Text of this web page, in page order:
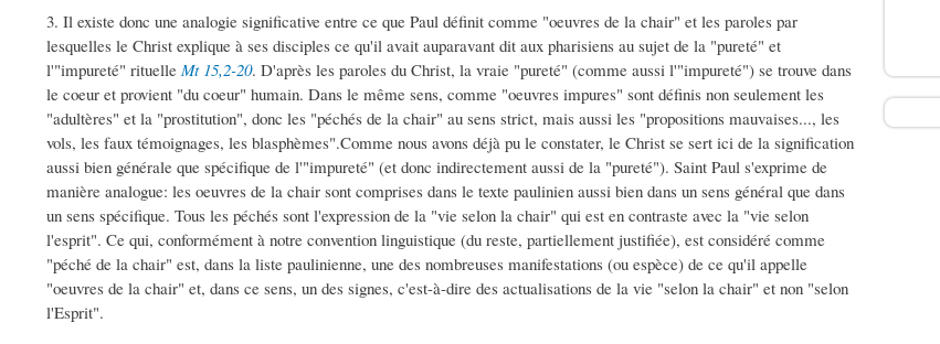
3. Il existe donc une analogie significative entre ce que Paul définit comme "oeuvres de la chair" et les paroles par
lesquelles le Christ explique à ses disciples ce qu'il avait auparavant dit aux pharisiens au sujet de la "pureté" et
l'"impureté" rituelle Mt 15,2-20. D'après les paroles du Christ, la vraie "pureté" (comme aussi l'"impureté") se trouve dans
le coeur et provient "du coeur" humain. Dans le même sens, comme "oeuvres impures" sont définis non seulement les
"adultères" et la "prostitution", donc les "péchés de la chair" au sens strict, mais aussi les "propositions mauvaises..., les
vols, les faux témoignages, les blasphèmes".Comme nous avons déjà pu le constater, le Christ se sert ici de la signification
aussi bien générale que spécifique de l'"impureté" (et donc indirectement aussi de la "pureté"). Saint Paul s'exprime de
manière analogue: les oeuvres de la chair sont comprises dans le texte paulinien aussi bien dans un sens général que dans
un sens spécifique. Tous les péchés sont l'expression de la "vie selon la chair" qui est en contraste avec la "vie selon
l'esprit". Ce qui, conformément à notre convention linguistique (du reste, partiellement justifiée), est considéré comme
"péché de la chair" est, dans la liste paulinienne, une des nombreuses manifestations (ou espèce) de ce qu'il appelle
"oeuvres de la chair" et, dans ce sens, un des signes, c'est-à-dire des actualisations de la vie "selon la chair" et non "selon
l'Esprit".